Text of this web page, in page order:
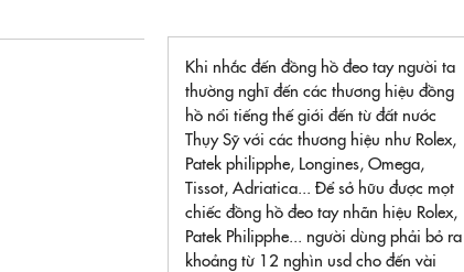
Khi nhắc đến đồng hồ đeo tay người ta
thường nghĩ đến các thương hiệu đồng
hồ nổi tiếng thế giới đến từ đất nước
Thụy Sỹ với các thương hiệu như Rolex,
Patek philipphe, Longines, Omega,
Tissot, Adriatica... Để sở hữu được mọt
chiếc đồng hồ đeo tay nhãn hiệu Rolex,
Patek Philipphe... người dùng phải bỏ ra
khoảng từ 12 nghìn usd cho đến vài